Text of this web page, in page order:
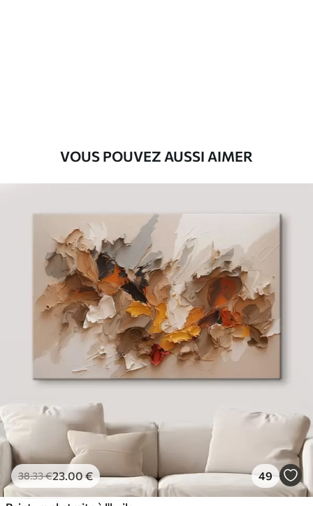
VOUS POUVEZ AUSSI AIMER
38.33€23.00€ 49